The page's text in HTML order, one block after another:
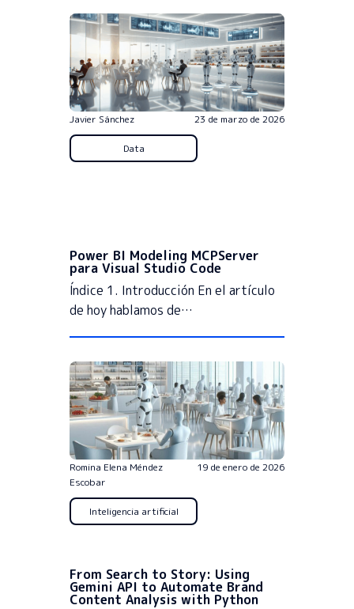
Javier Sánchez 23 de marzo de 2026
Data
Power BI Modeling MCPServer
para Visual Studio Code
Índice 1. Introducción En el artículo
de hoy hablamos de…
Romina Elena Méndez
Escobar
19 de enero de 2026
Inteligencia artificial
From Search to Story: Using
Gemini API to Automate Brand
Content Analysis with Python